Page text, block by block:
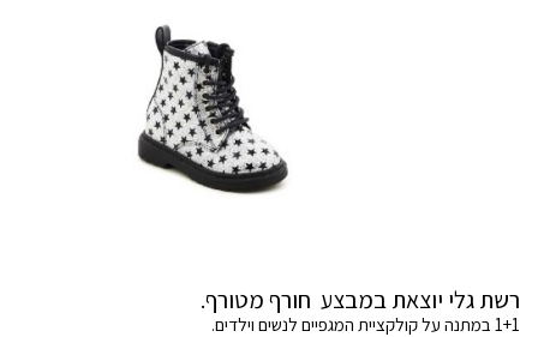
רשת גלי יוצאת במבצע חורף מטורף.
1+1 במתנה על קולקציית המגפיים לנשים וילדים.